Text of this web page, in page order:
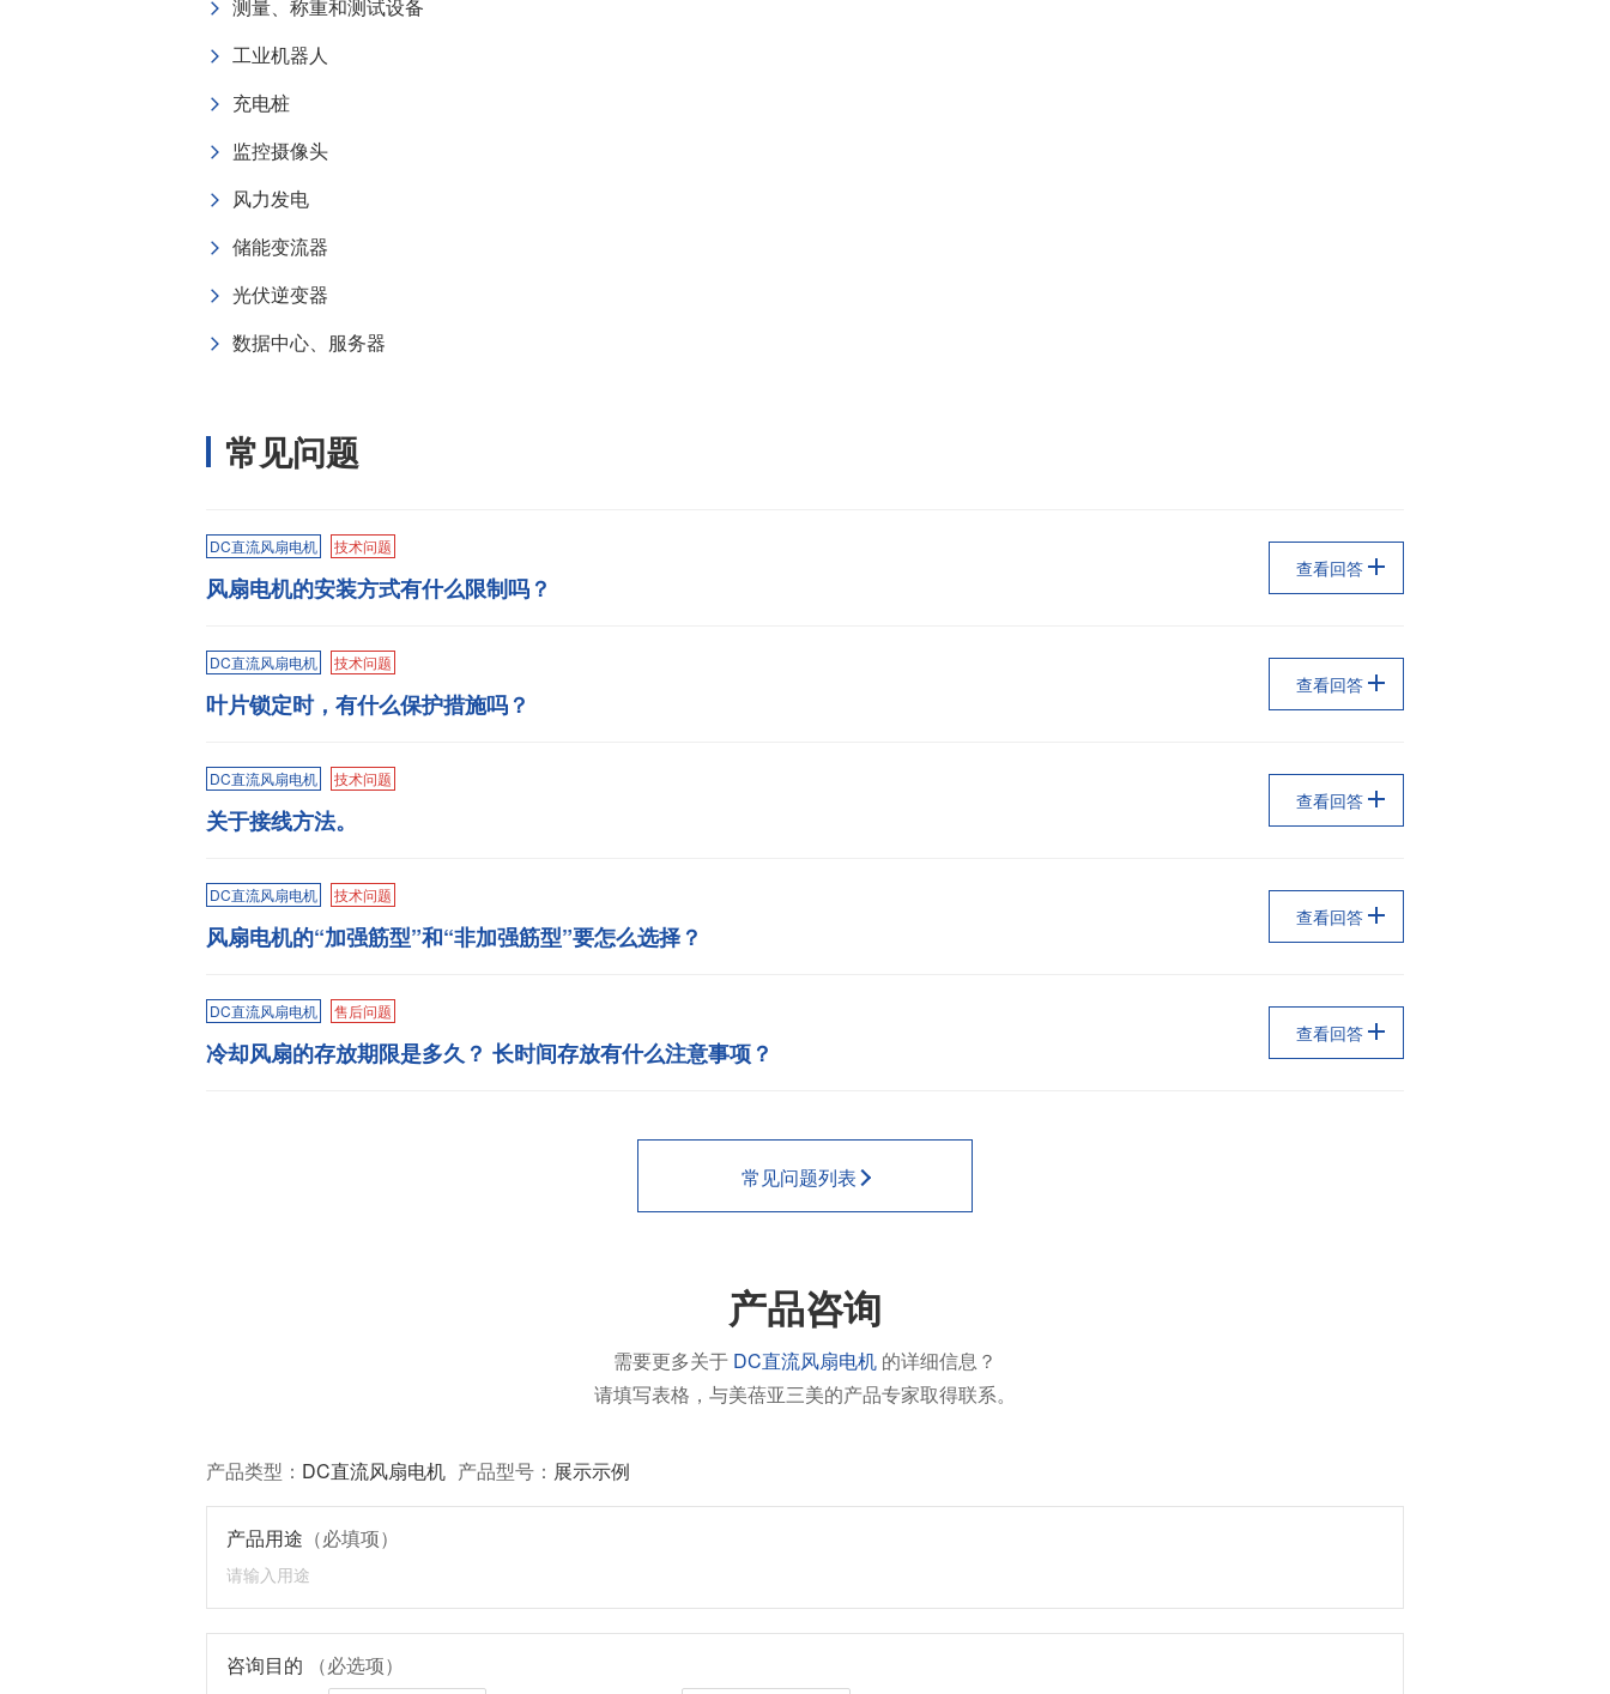
测量、称重和测试设备
工业机器人
充电桩
监控摄像头
风力发电
储能变流器
光伏逆变器
数据中心、服务器
常见问题
DC直流风扇电机 技术问题
风扇电机的安装方式有什么限制吗？
查看回答
DC直流风扇电机 技术问题
叶片锁定时，有什么保护措施吗？
查看回答
DC直流风扇电机 技术问题
关于接线方法。
查看回答
DC直流风扇电机 技术问题
风扇电机的“加强筋型”和“非加强筋型”要怎么选择？
查看回答
DC直流风扇电机 售后问题
冷却风扇的存放期限是多久？ 长时间存放有什么注意事项？
查看回答
常见问题列表
产品咨询
需要更多关于 DC直流风扇电机 的详细信息？
请填写表格，与美蓓亚三美的产品专家取得联系。
产品类型： DC直流风扇电机 产品型号： 展示示例
产品用途 （必填项）
咨询目的 （必选项）